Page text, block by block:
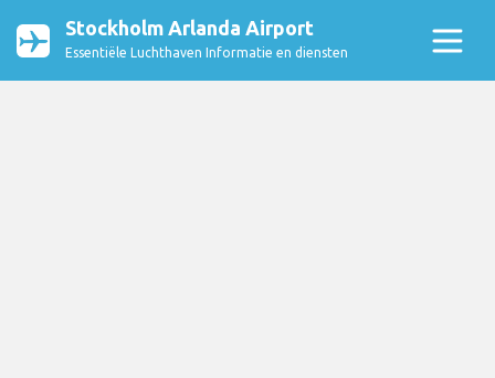
Stockholm Arlanda Airport
Essentiële Luchthaven Informatie en diensten